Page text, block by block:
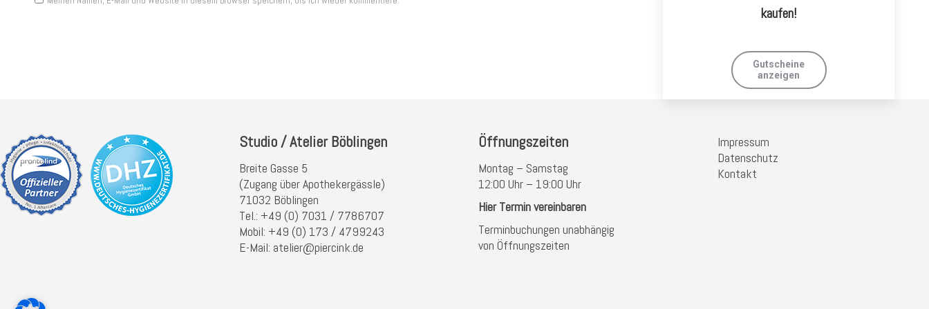
kaufen!
Gutscheine
anzeigen
Studio / Atelier Böblingen
Breite Gasse 5
(Zugang über Apothekergässle)
71032 Böblingen
Tel.: +49 (0) 7031 / 7786707
Mobil: +49 (0) 173 / 4799243
E-Mail: atelier@piercink.de
Öffnungszeiten
Montag – Samstag
12:00 Uhr – 19:00 Uhr
Hier Termin vereinbaren
Terminbuchungen unabhängig
von Öffnungszeiten
Impressum
Datenschutz
Kontakt